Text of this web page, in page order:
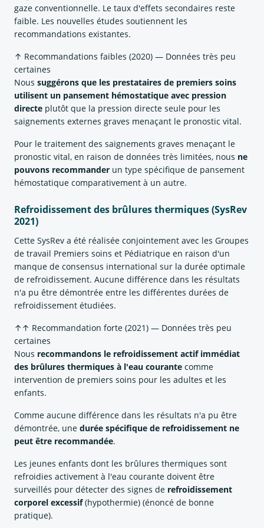
gaze conventionnelle. Le taux d'effets secondaires reste
faible. Les nouvelles études soutiennent les
recommandations existantes.
↑ Recommandations faibles (2020) — Données très peu
certaines
Nous suggérons que les prestataires de premiers soins
utilisent un pansement hémostatique avec pression
directe plutôt que la pression directe seule pour les
saignements externes graves menaçant le pronostic vital.
Pour le traitement des saignements graves menaçant le
pronostic vital, en raison de données très limitées, nous ne
pouvons recommander un type spécifique de pansement
hémostatique comparativement à un autre.
Refroidissement des brûlures thermiques (SysRev
2021)
Cette SysRev a été réalisée conjointement avec les Groupes
de travail Premiers soins et Pédiatrique en raison d'un
manque de consensus international sur la durée optimale
de refroidissement. Aucune différence dans les résultats
n'a pu être démontrée entre les différentes durées de
refroidissement étudiées.
↑↑ Recommandation forte (2021) — Données très peu
certaines
Nous recommandons le refroidissement actif immédiat
des brûlures thermiques à l'eau courante comme
intervention de premiers soins pour les adultes et les
enfants.
Comme aucune différence dans les résultats n'a pu être
démontrée, une durée spécifique de refroidissement ne
peut être recommandée.
Les jeunes enfants dont les brûlures thermiques sont
refroidies activement à l'eau courante doivent être
surveillés pour détecter des signes de refroidissement
corporel excessif(hypothermie) (énoncé de bonne
pratique).